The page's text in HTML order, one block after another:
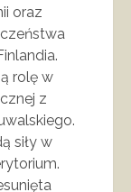
oraz
rolę w
z
siły w